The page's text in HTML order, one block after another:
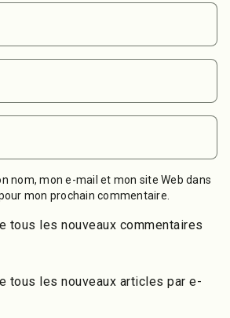
nom, mon e-mail et mon site Web dans
mon prochain commentaire.
tous les nouveaux commentaires
tous les nouveaux articles par e-